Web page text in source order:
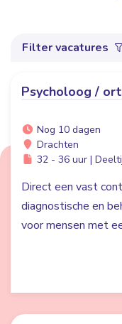
Filter vacatures
Psycholoog /
Nog 10 dagen
Drachten
32 - 36 uur |
Direct een vast
diagnostische en
voor mensen met